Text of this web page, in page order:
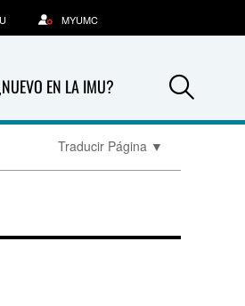
EN LA IMU?
MYUMC
Traducir Página ▼